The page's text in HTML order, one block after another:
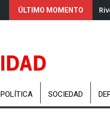
ÚLTIMO MOMENTO
POLÍTICA SOCIEDAD